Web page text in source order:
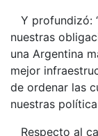
Y profundizó:
nuestras
una Argentina
mejor
de ordenar las
nuestras
Respecto al